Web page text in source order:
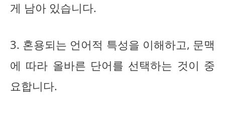
게 남아 있습니다.
3. 혼용되는 언어적 특성을 이해하고, 문맥
에 따라 올바른 단어를 선택하는 것이 중
요합니다.